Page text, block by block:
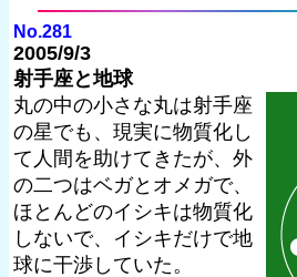
No.281
2005/9/3
射手座と地球
丸の中の小さな丸は射手座
の星でも、現実に物質化し
て人間を助けてきたが、外
の二つはベガとオメガで、
ほとんどのイシキは物質化
しないで、イシキだけで地
球に干渉していた。